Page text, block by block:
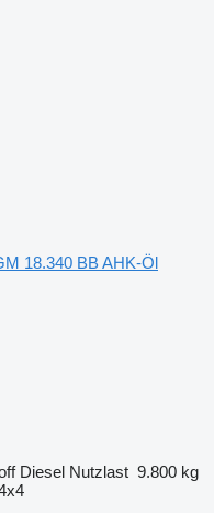
18.340 BB AHK-Öl
Diesel Nutzlast 9.800 kg